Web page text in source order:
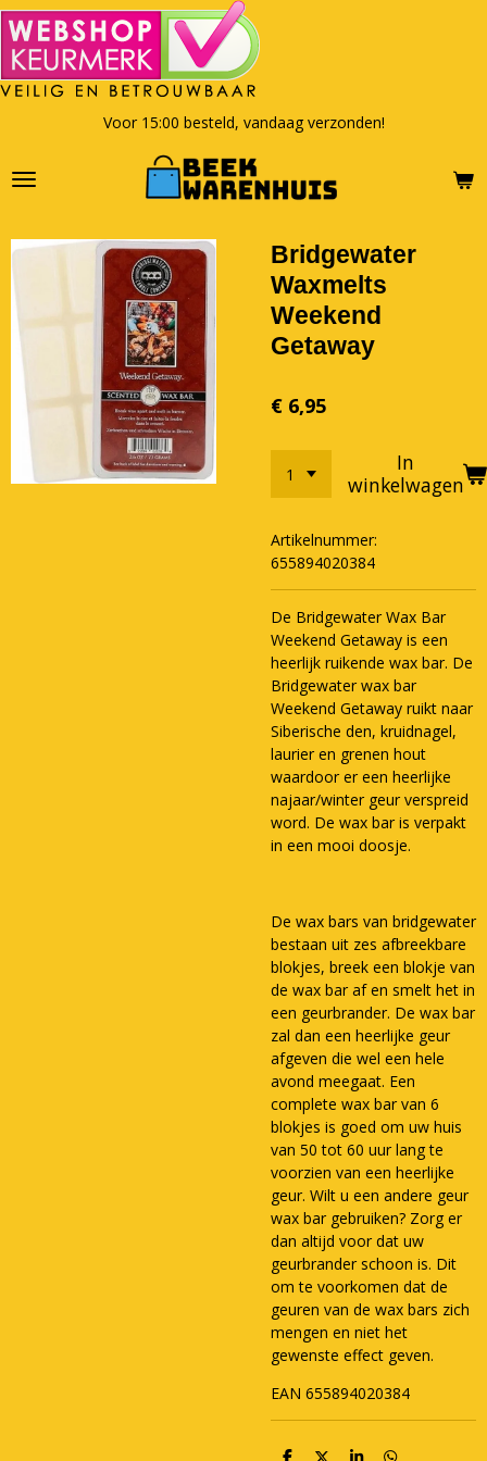
Ga
direct
naar
de
Voor 15:00 besteld, vandaag verzonden!
Bridgewater
Waxmelts
Weekend
Getaway
€ 6,95
In
winkelwagen
Artikelnummer:
655894020384
De Bridgewater Wax Bar
Weekend Getaway is een
heerlijk ruikende wax bar. De
Bridgewater wax bar
Weekend Getaway ruikt naar
Siberische den, kruidnagel,
laurier en grenen hout
waardoor er een heerlijke
najaar/winter geur verspreid
word. De wax bar is verpakt
in een mooi doosje.
De wax bars van bridgewater
bestaan uit zes afbreekbare
blokjes, breek een blokje van
de wax bar af en smelt het in
een geurbrander. De wax bar
zal dan een heerlijke geur
afgeven die wel een hele
avond meegaat. Een
complete wax bar van 6
blokjes is goed om uw huis
van 50 tot 60 uur lang te
voorzien van een heerlijke
geur. Wilt u een andere geur
wax bar gebruiken? Zorg er
dan altijd voor dat uw
geurbrander schoon is. Dit
om te voorkomen dat de
geuren van de wax bars zich
mengen en niet het
gewenste effect geven.
EAN 655894020384